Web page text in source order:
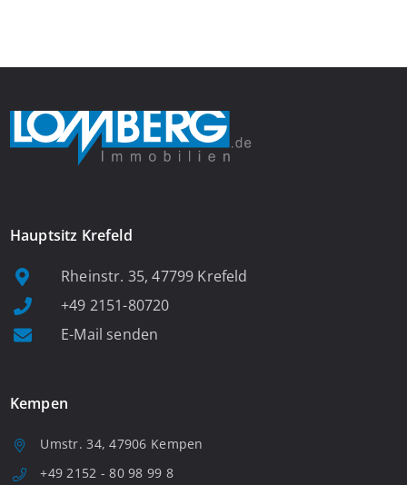
Hauptsitz Krefeld
Rheinstr. 35, 47799 Krefeld
+49 2151-80720
E-Mail senden
Kempen
Umstr. 34, 47906 Kempen
+49 2152 - 80 98 99 8